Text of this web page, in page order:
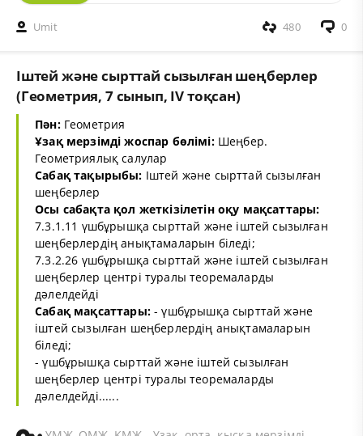
Umit 0
480
Іштей және сырттай сызылған шеңберлер
(Геометрия, 7 сынып, IV тоқсан)
Пән:Геометрия
Ұзақ мерзімді жоспар бөлімі:Шеңбер.
Геометриялық салулар
Сабақ тақырыбы: Іштей және сырттай сызылған
шеңберлер
Осы сабақта қол жеткізілетін оқу мақсаттары:
7.3.1.11 үшбұрышқа сырттай және іштей сызылған
шеңберлердің анықтамаларын біледі;
7.3.2.26 үшбұрышқа сырттай және іштей сызылған
шеңберлер центрі туралы теоремаларды
дәлелдейді
Сабақ мақсаттары:- үшбұрышқа сырттай және
іштей сызылған шеңберлердің анықтамаларын
біледі;
- үшбұрышқа сырттай және іштей сызылған
шеңберлер центрі туралы теоремаларды
дәлелдейді......